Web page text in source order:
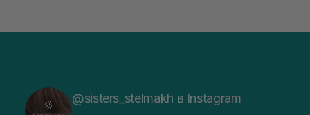
@sisters_stelmakh в Instagram